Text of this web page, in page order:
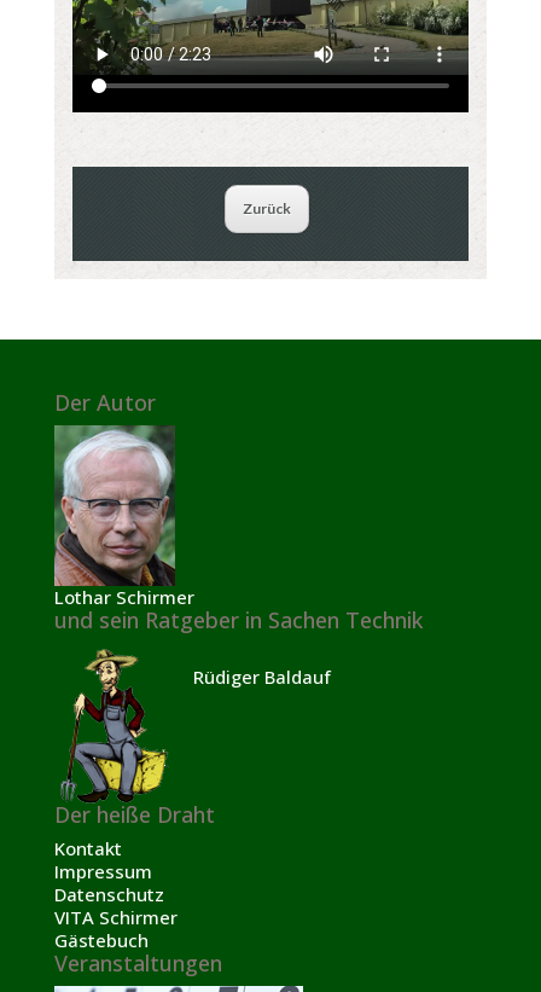
Zurück
Der Autor
Lothar Schirmer
und sein Ratgeber in Sachen Technik
Rüdiger Baldauf
Der heiße Draht
Kontakt
Impressum
Datenschutz
VITA Schirmer
Gästebuch
Veranstaltungen